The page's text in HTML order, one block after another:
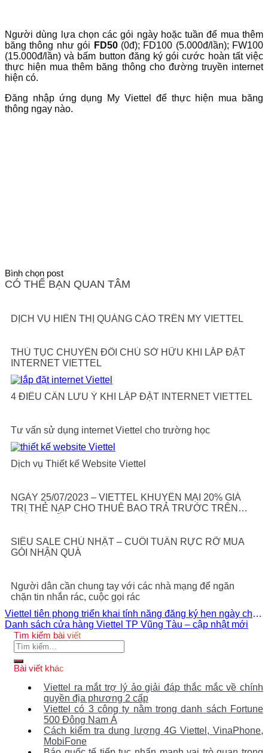
Người dùng lựa chọn các gói ngày hoặc tuần để mua thêm
băng thông như gói FD50 (0đ); FD100 (5.000đ/lần); FW100
(15.000đ/lần) và bấm button đăng ký gói cước hoàn tất việc
thực hiện mua thêm băng thông cho đường truyền internet
hiện có.
Đăng nhập ứng dụng My Viettel để thực hiện mua băng
thông ngay nào.
Bình chọn post
CÓ THỂ BẠN QUAN TÂM
DỊCH VỤ HIỂN THỊ QUẢNG CÁO TRÊN MY VIETTEL
THỦ TỤC CHUYỂN ĐỔI CHỦ SỞ HỮU KHI LẮP ĐẶT
INTERNET VIETTEL
4 ĐIỀU CẦN LƯU Ý KHI LẮP ĐẶT INTERNET VIETTEL
Tư vấn sử dụng internet Viettel cho trường học
Dịch vụ Thiết kế Website Viettel
NGÀY 25/07/2023 – VIETTEL KHUYẾN MẠI 20% GIÁ
TRỊ THẺ NẠP CHO THUÊ BAO TRẢ TRƯỚC TRÊN
SIÊU SALE CHỦ NHẬT – CUỐI TUẦN RỰC RỠ MUA
GÓI NHẬN QUÀ
Người dân cần chung tay với các nhà mạng để ngăn
chặn tin nhắn rác, cuộc gọi rác
Viettel tiên phong triển khai tính năng đăng ký hẹn ngày cho
các gói cước roaming
Danh sách cửa hàng Viettel TP Vũng Tàu – cập nhật mới
Tìm kiếm bài viết
Tìm
kiếm:
Bài viết khác
Viettel ra mắt trợ lý ảo giải đáp thắc mắc về chính
quyền địa phương 2 cấp
Viettel có 3 công ty nằm trong danh sách Fortune
500 Đông Nam Á
Cách kiểm tra dung lượng 4G Viettel, VinaPhone,
MobiFone